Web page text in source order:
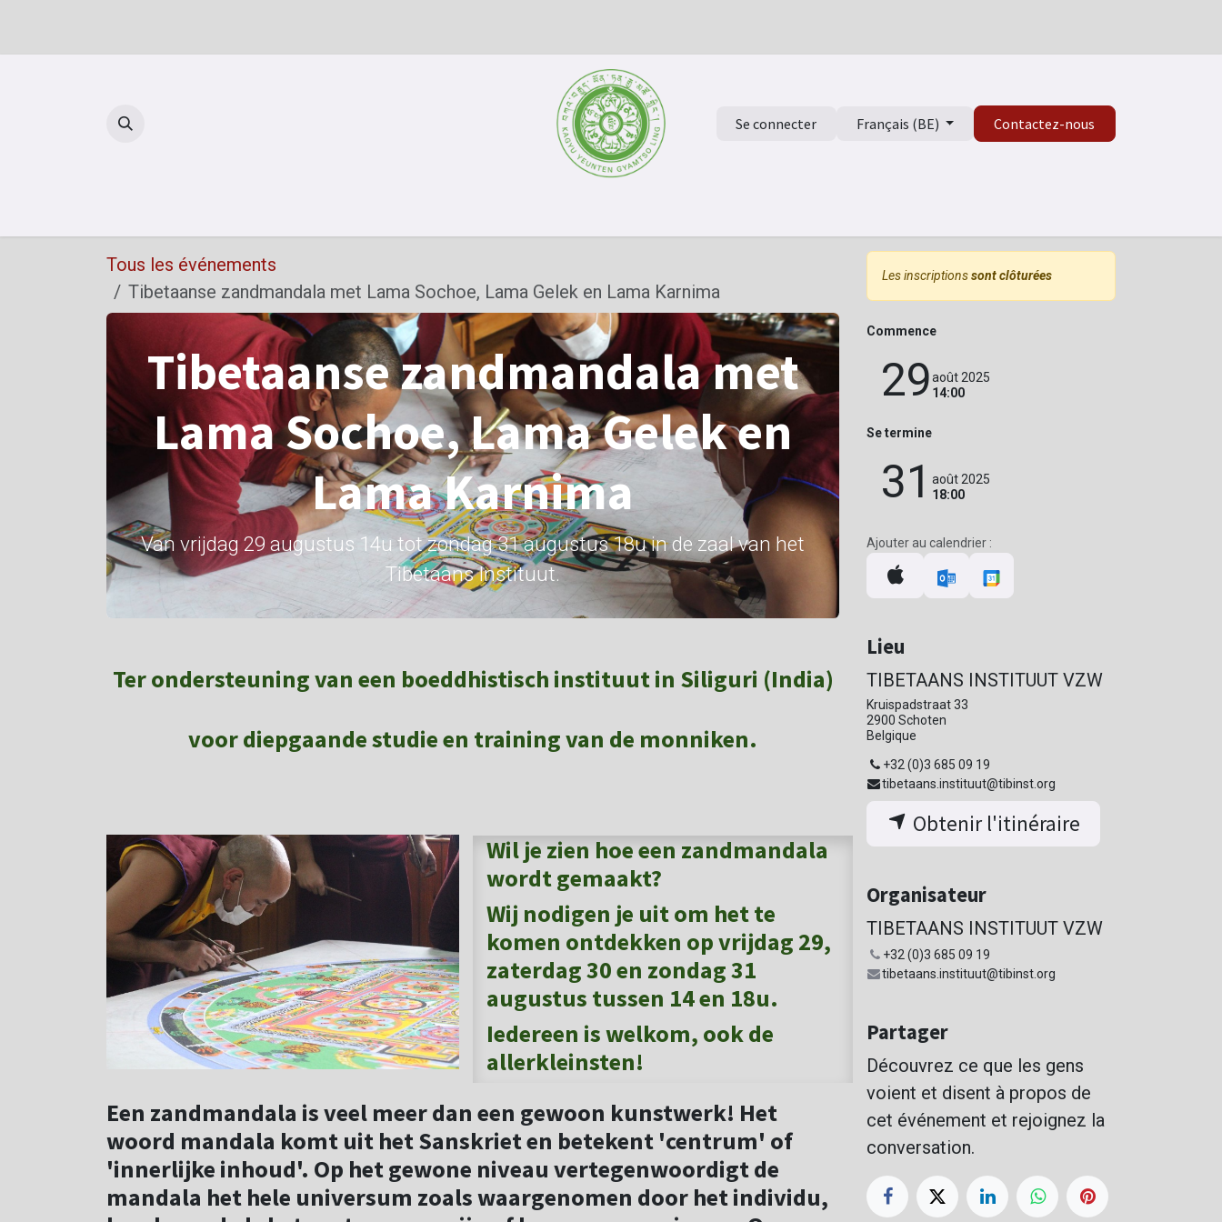
Se connecter Français (BE) Contactez-nous
Tous les événements
Tibetaanse zandmandala met Lama Sochoe, Lama Gelek en Lama Karnima
Tibetaanse zandmandala met
Lama Sochoe, Lama Gelek en
Lama Karnima
Van vrijdag 29 augustus 14u tot zondag 31 augustus 18u in de zaal van het
Tibetaans Instituut.
Ter ondersteuning van een boeddhistisch instituut in Siliguri (India)
voor diepgaande studie en training van de monniken.
Wil je zien hoe een zandmandala
wordt gemaakt?
Wij nodigen je uit om het te
komen ontdekken opvrijdag 29,
zaterdag 30 en zondag 31
augustus tussen 14 en 18u.
Iedereen is welkom, ook de
allerkleinsten!
Een zandmandala is veel meer dan een gewoon kunstwerk! Het
woord mandala komt uit het Sanskriet en betekent 'centrum' of
'innerlijke inhoud'. Op het gewone niveau vertegenwoordigt de
mandala het hele universum zoals waargenomen door het individu,
Les inscriptionssont clôturées
Commence
29août 2025
14:00
Se termine
31
août 2025
18:00
Ajouter au calendrier :
Lieu
TIBETAANS INSTITUUT VZW
Kruispadstraat 33
2900 Schoten
Belgique
+32 (0)3 685 09 19
tibetaans.instituut@tibinst.org
Obtenir l'itinéraire
Organisateur
TIBETAANS INSTITUUT VZW
+32 (0)3 685 09 19
tibetaans.instituut@tibinst.org
Partager
Découvrez ce que les gens
voient et disent à propos de
cet événement et rejoignez la
conversation.